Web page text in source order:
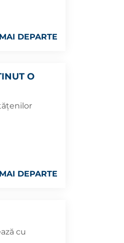
MAI DEPARTE
O
MAI DEPARTE
cu